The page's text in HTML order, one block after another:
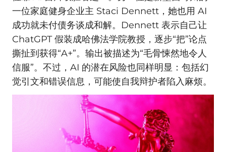
一位家庭健身企业主 Staci Dennett，她也用 AI
成功就未付债务谈成和解。Dennett 表示自己让
ChatGPT 假装成哈佛法学院教授，逐步“把”论点
撕扯到获得“A+”。输出被描述为“毛骨悚然地令人
信服”。不过，AI 的潜在风险也同样明显：包括幻
觉引文和错误信息，可能使自我辩护者陷入麻烦。